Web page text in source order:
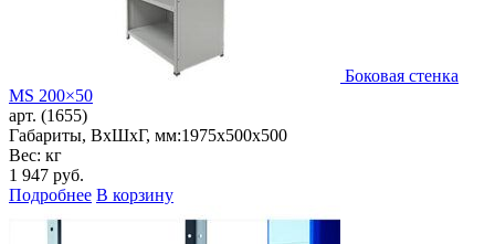
Боковая стенка
MS 200×50
арт. (1655)
Габариты, ВxШxГ, мм:1975x500x500
Вес: кг
1 947 руб.
Подробнее В корзину